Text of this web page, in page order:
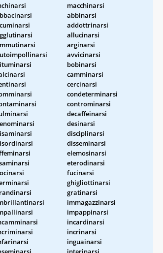
macchinarsi
abbinarsi
addottrinarsi
allucinarsi
arginarsi
avvicinarsi
bobinarsi
camminarsi
cercinarsi
condeterminarsi
controminarsi
decaffeinarsi
desinarsi
disciplinarsi
disseminarsi
elemosinarsi
eterodinarsi
fucinarsi
ghigliottinarsi
gratinarsi
immagazzinarsi
impappinarsi
incardinarsi
incrinarsi
inguainarsi